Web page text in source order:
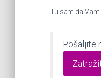
Tu sam da
Pošaljite